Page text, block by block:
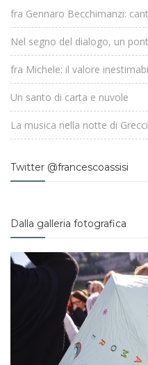
fra Gennaro Becchimanzi:
Nel segno del dialogo, un
fra Michele: il valore
Un santo di carta e nuvole
La musica nella notte di
Twitter @francescoassisi
Dalla galleria fotografica